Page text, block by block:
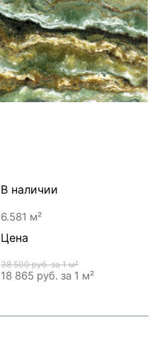
В наличии
6.581 м²
Цена
38 500 руб.за 1 м²
18 865 руб. за 1 м²